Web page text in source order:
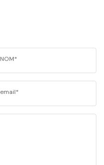
NOM*
email*